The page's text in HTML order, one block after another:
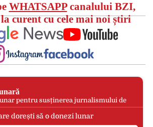
WHATSAPPcanalului BZI,
curent cu cele mai noi știri
pentru susținerea jurnalismului de
dorești să o donezi lunar